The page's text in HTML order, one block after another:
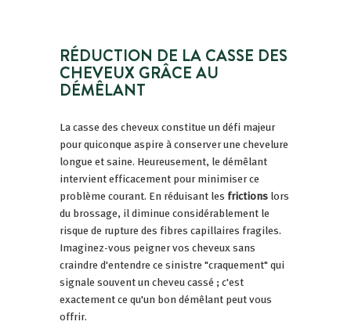
RÉDUCTION DE LA CASSE DES
CHEVEUX GRÂCE AU
DÉMÊLANT
La casse des cheveux constitue un défi majeur
pour quiconque aspire à conserver une chevelure
longue et saine. Heureusement, le démêlant
intervient efficacement pour minimiser ce
problème courant. En réduisant les frictionslors
du brossage, il diminue considérablement le
risque de rupture des fibres capillaires fragiles.
Imaginez-vous peigner vos cheveux sans
craindre d'entendre ce sinistre "craquement" qui
signale souvent un cheveu cassé ; c'est
exactement ce qu'un bon démêlant peut vous
offrir.